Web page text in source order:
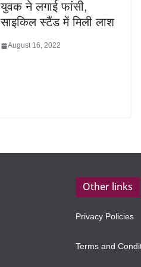
युवक ने लगाई फांसी,
साइकिल स्टैंड में मिली लाश
August 16, 2022
Other links
Privacy Policies
Terms and